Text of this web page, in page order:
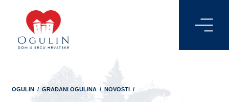
OGULIN / GRAĐANI OGULINA / NOVOSTI /